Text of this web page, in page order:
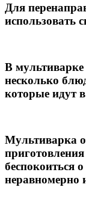
Для
использовать
В
несколько
которые идут
Мультиварка
беспокоиться
неравномерно